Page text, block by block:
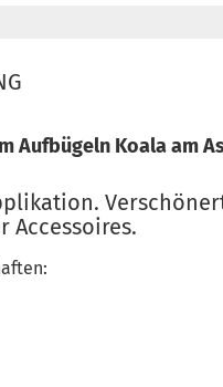
Aufbügeln Koala am
Accessoires.